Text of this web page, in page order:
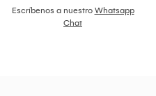
Escríbenos a nuestro Whatsapp
Chat